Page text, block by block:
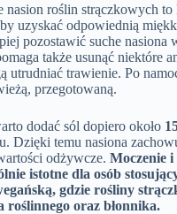
nasion roślin strączkowych
uzyskać odpowiednią
pozostawić suche nasiona
także usunąć niektóre
utrudniać trawienie. Po
przegotowaną.
dodać sól dopiero około
Dzięki temu nasiona
odżywcze. Moczenie
istotne dla osób
gdzie rośliny
roślinnego oraz błonnika.